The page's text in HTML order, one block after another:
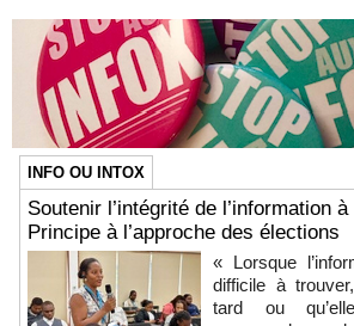
INFO OU INTOX
Soutenir l’intégrité de l’information
Principe à l’approche des élections
« Lorsque
difficile à
tard ou